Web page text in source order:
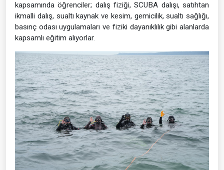
kapsamında öğrenciler; dalış fiziği, SCUBA dalışı, satıhtan
ikmalli dalış, sualtı kaynak ve kesim, gemicilik, sualtı sağlığı,
basınç odası uygulamaları ve fiziki dayanıklılık gibi alanlarda
kapsamlı eğitim alıyorlar.